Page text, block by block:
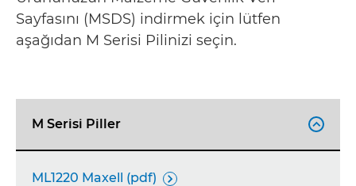
Sayfasını (MSDS) indirmek için lütfen
aşağıdan M Serisi Pilinizi seçin.
M Serisi Piller 
ML1220 Maxell (pdf) 